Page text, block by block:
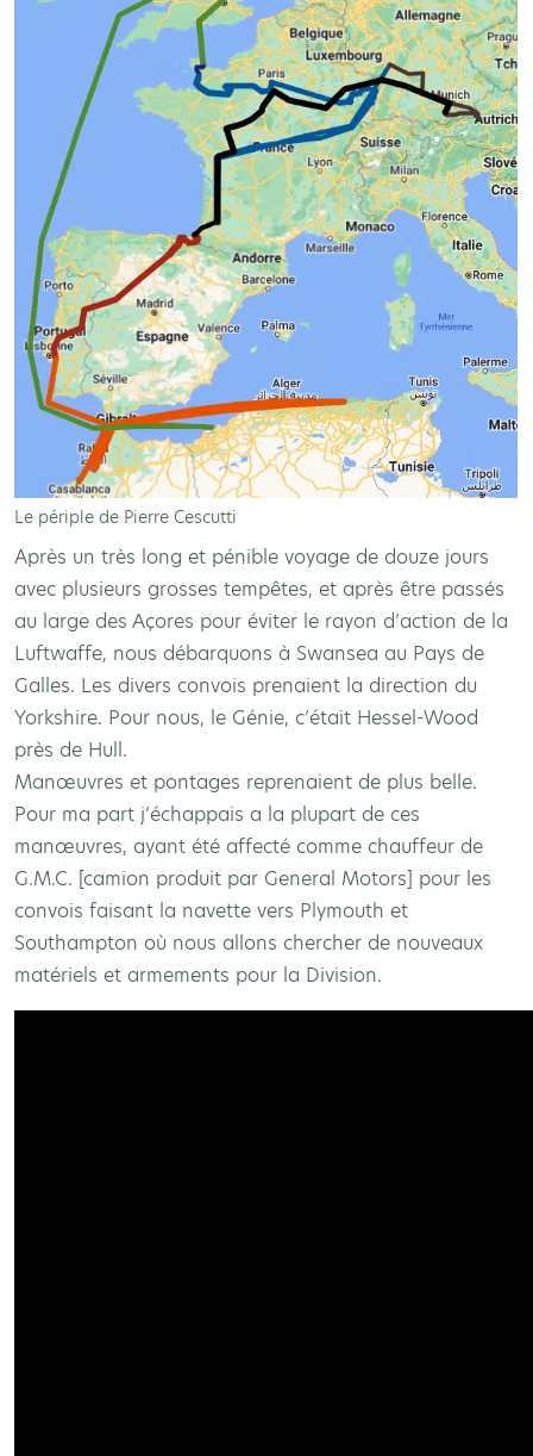
Le périple de Pierre Cescutti
Après un très long et pénible voyage de douze jours
avec plusieurs grosses tempêtes, et après être passés
au large des Açores pour éviter le rayon d’action de la
Luftwaffe, nous débarquons à Swansea au Pays de
Galles. Les divers convois prenaient la direction du
Yorkshire. Pour nous, le Génie, c’était Hessel-Wood
près de Hull.
Manœuvres et pontages reprenaient de plus belle.
Pour ma part j’échappais a la plupart de ces
manœuvres, ayant été affecté comme chauffeur de
G.M.C. [camion produit par General Motors] pour les
convois faisant la navette vers Plymouth et
Southampton où nous allons chercher de nouveaux
matériels et armements pour la Division.